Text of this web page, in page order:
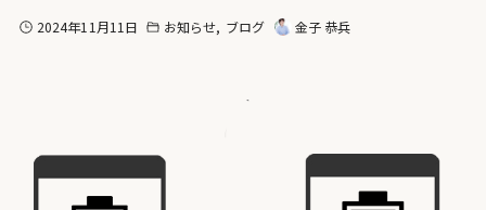
2024年11月11日 お知らせ ブログ 金子 恭兵